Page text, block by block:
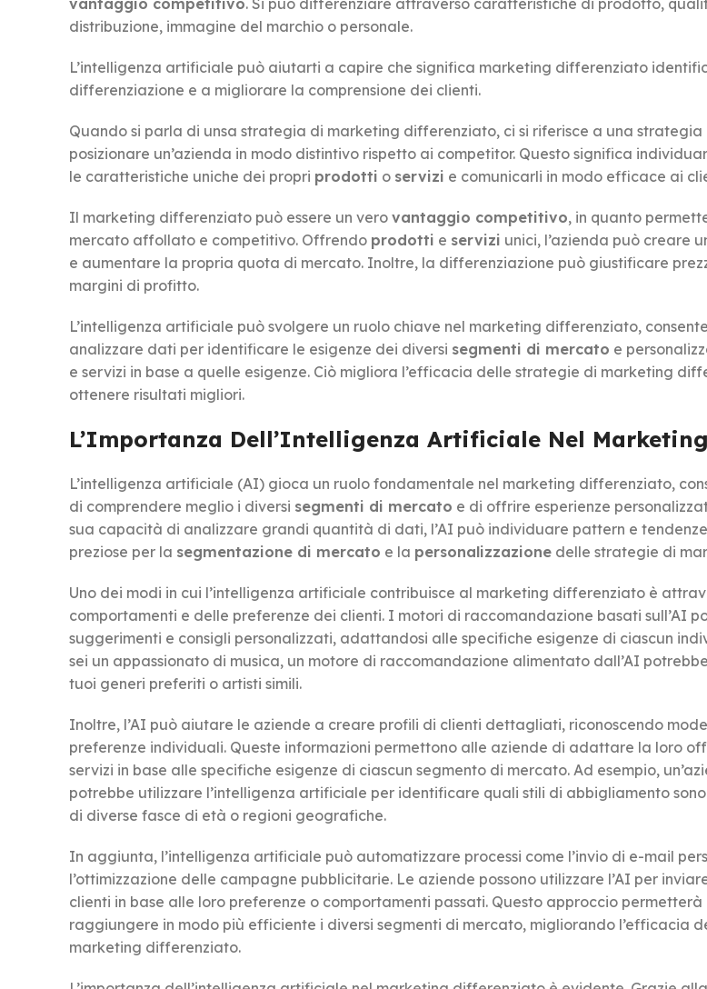
distribuzione, immagine del marchio o personale.
L’intelligenza artificiale può aiutarti a capire che significa marketing differenziato
differenziazione e a migliorare la comprensione dei clienti.
Quando si parla di unsa strategia di marketing differenziato, ci si riferisce a una strategia
posizionare un’azienda in modo distintivo rispetto ai competitor. Questo significa
le caratteristiche uniche dei propri prodotti o servizi e comunicarli in modo efficace ai
Il marketing differenziato può essere un vero vantaggio competitivo, in quanto
mercato affollato e competitivo. Offrendo prodotti e servizi unici, l’azienda può creare
e aumentare la propria quota di mercato. Inoltre, la differenziazione può giustificare
margini di profitto.
L’intelligenza artificiale può svolgere un ruolo chiave nel marketing differenziato,
analizzare dati per identificare le esigenze dei diversi segmenti di mercato e
e servizi in base a quelle esigenze. Ciò migliora l’efficacia delle strategie di marketing
ottenere risultati migliori.
L’Importanza Dell’Intelligenza Artificiale Nel
L’intelligenza artificiale (AI) gioca un ruolo fondamentale nel marketing differenziato,
di comprendere meglio i diversi segmenti di mercato e di offrire esperienze
sua capacità di analizzare grandi quantità di dati, l’AI può individuare pattern e
preziose per la segmentazione di mercato e la personalizzazione delle strategie di
Uno dei modi in cui l’intelligenza artificiale contribuisce al marketing differenziato è
comportamenti e delle preferenze dei clienti. I motori di raccomandazione basati sull’AI
suggerimenti e consigli personalizzati, adattandosi alle specifiche esigenze di ciascun
sei un appassionato di musica, un motore di raccomandazione alimentato dall’AI
tuoi generi preferiti o artisti simili.
Inoltre, l’AI può aiutare le aziende a creare profili di clienti dettagliati, riconoscendo
preferenze individuali. Queste informazioni permettono alle aziende di adattare la loro
servizi in base alle specifiche esigenze di ciascun segmento di mercato. Ad esempio,
potrebbe utilizzare l’intelligenza artificiale per identificare quali stili di abbigliamento
di diverse fasce di età o regioni geografiche.
In aggiunta, l’intelligenza artificiale può automatizzare processi come l’invio di e-mail
l’ottimizzazione delle campagne pubblicitarie. Le aziende possono utilizzare l’AI per
clienti in base alle loro preferenze o comportamenti passati. Questo approccio
raggiungere in modo più efficiente i diversi segmenti di mercato, migliorando l’efficacia
marketing differenziato.